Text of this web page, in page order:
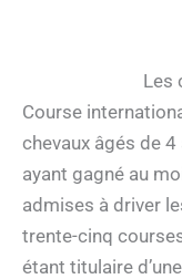
Les
Course
chevaux âgés de
ayant gagné au
admises à driver
trente-cinq
étant titulaire